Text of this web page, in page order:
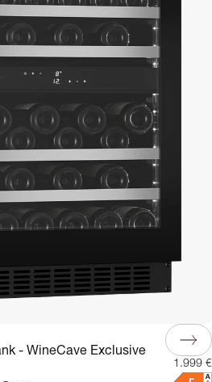
- WineCave Exclusive
1.999 €